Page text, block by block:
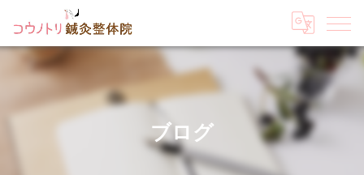
ブログ